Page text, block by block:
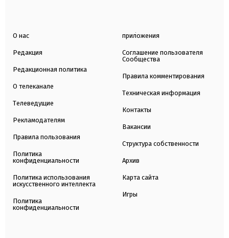
О нас
Редакция
Редакционная политика
О телеканале
Телеведущие
Рекламодателям
Правила пользования
Политика
конфиденциальности
Политика использования
искусственного интеллекта
Политика
конфиденциальности
приложения
Соглашение пользователя
Сообщества
Правила комментирования
Техническая информация
Контакты
Вакансии
Структура собственности
Архив
Карта сайта
Игры